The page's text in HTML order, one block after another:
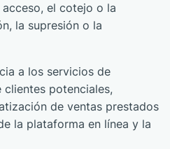
el cotejo o la
la supresión o la
a los servicios de
potenciales,
de ventas prestados
la plataforma en línea y la